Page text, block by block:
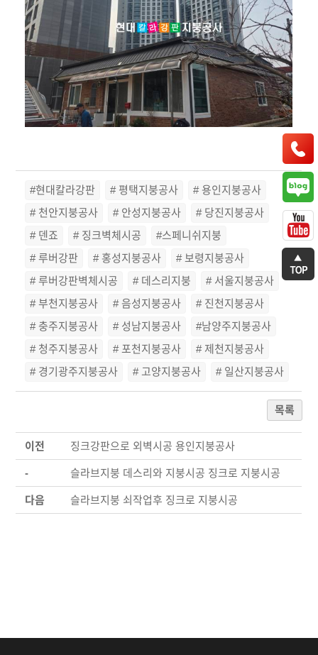
#현대칼라강판 # 평택지붕공사
# 용인지붕공사
# 천안지붕공사
# 안성지붕공사
# 당진지붕공사
# 덴죠
# 징크벽체시공
#스페니쉬지붕
# 루버강판
# 홍성지붕공사
# 보령지붕공사
# 루버강판벽체시공
# 데스리지붕
# 서울지붕공사
# 부천지붕공사
# 음성지붕공사
# 진천지붕공사
# 충주지붕공사
# 성남지붕공사
#남양주지붕공사
# 청주지붕공사
# 포천지붕공사
# 제천지붕공사
# 경기광주지붕공사
# 고양지붕공사 # 일산지붕공사
목록
이전 징크강판으로 외벽시공 용인지붕공사
- 슬라브지붕 데스리와 지붕시공 징크로 지붕시공
다음 슬라브지붕 쇠작업후 징크로 지붕시공